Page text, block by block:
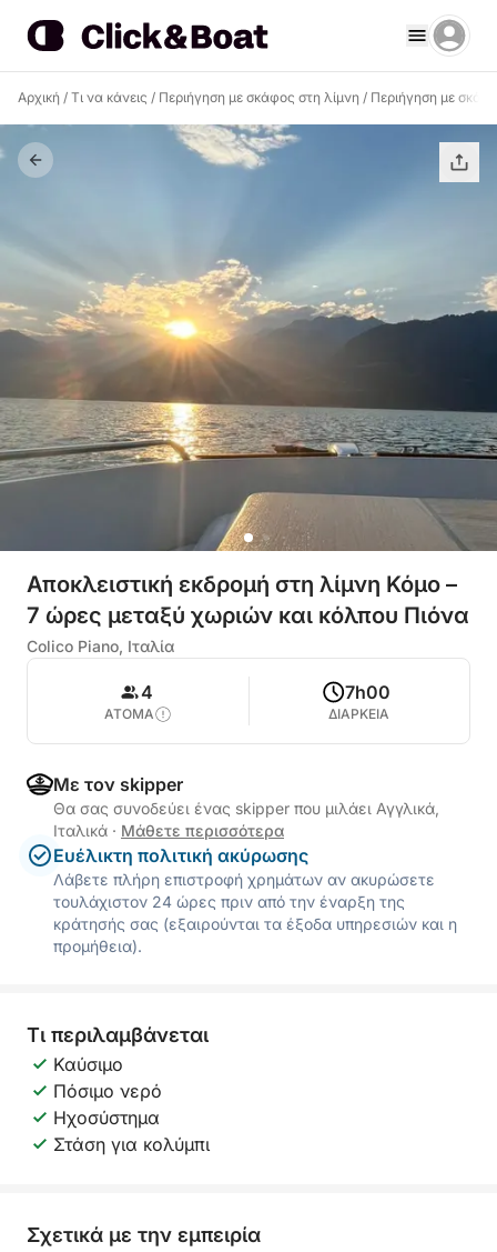
Αρχική / Τι να κάνεις / Περιήγηση με σκάφος στη λίμνη / Περιήγηση με
Αποκλειστική εκδρομή στη λίμνη Κόμο –
7 ώρες μεταξύ χωριών και κόλπου Πιόνα
Colico Piano, Ιταλία
4
ΑΤΟΜΑ
7h00
ΔΙΑΡΚΕΙΑ
Με τον skipper
Θα σας συνοδεύει ένας skipper που μιλάει Αγγλικά,
Ιταλικά · Μάθετε περισσότερα
Ευέλικτη πολιτική ακύρωσης
Λάβετε πλήρη επιστροφή χρημάτων αν ακυρώσετε
τουλάχιστον 24 ώρες πριν από την έναρξη της
κράτησής σας (εξαιρούνται τα έξοδα υπηρεσιών και η
προμήθεια).
Τι περιλαμβάνεται
Καύσιμο
Πόσιμο νερό
Ηχοσύστημα
Στάση για κολύμπι
Σχετικά με την εμπειρία